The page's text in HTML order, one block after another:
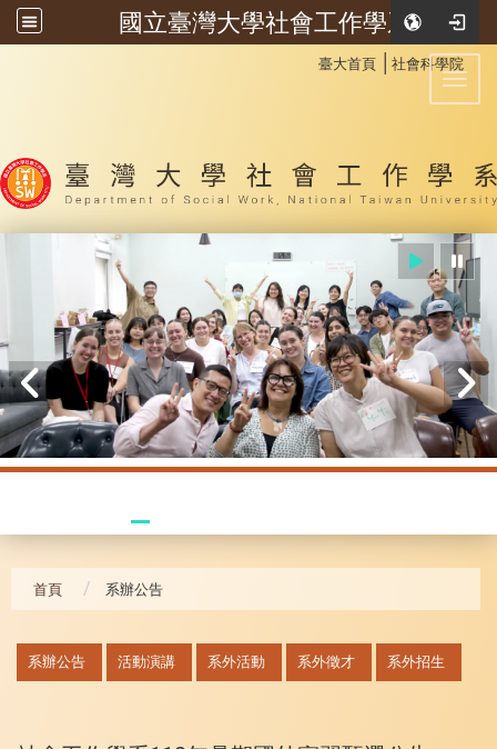
國立臺灣大學社會工作學系
臺大首頁 社會科學院
首頁 系辦公告
系辦公告 活動演講 系外活動 系外徵才 系外招生